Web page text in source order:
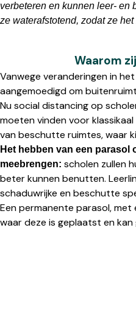
verbeteren en kunnen leer- en
ze waterafstotend, zodat ze
Waarom
Vanwege veranderingen in
aangemoedigd om
Nu social distancing op
moeten vinden voor
van beschutte ruimtes, waar
Het hebben van een parasol
meebrengen: scholen zullen
beter kunnen benutten.
schaduwrijke en beschutte
Een permanente parasol,
waar deze is geplaatst en kan